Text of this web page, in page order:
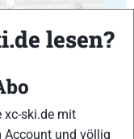
lesen?
xc-ski.de mit
Account und völlig